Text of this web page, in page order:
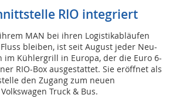
RIO integriert
MAN bei ihren Logistikabläufen
bleiben, ist seit August jeder Neu-
im Kühlergrill in Europa, der die Euro 6-
RIO-Box ausgestattet. Sie eröffnet als
den Zugang zum neuen
Truck & Bus.